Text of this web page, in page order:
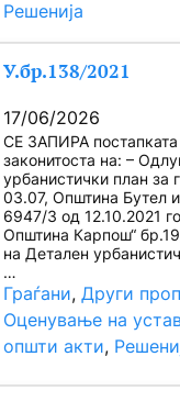
Решенија
У.бр.138/2021
17/06/2026
СЕ ЗАПИРА
законитоста на: –
урбанистички план
03.07, Општина Бутел
6947/3 од 12.10.2021
Општина Карпош“
на Детален
…
Граѓани, Други
Оценување на
општи акти,